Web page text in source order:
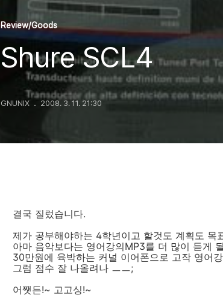
Review/Goods
Shure SCL4
GNUNIX 2008. 3. 11. 21:30
결국 질렀습니다.
제가 공부해야하는 4학년이고 할것도 계획도 목
아마 음악보다는 영어강의MP3를 더 많이 듣게
30만원에 육박하는 커널 이어폰으로 고작 영어
그럼 점수 잘 나올려나 ㅡㅡ;
어쨋든!~ 고고싱!~